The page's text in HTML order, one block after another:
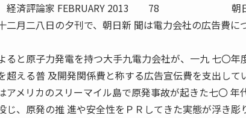
経済評論家 FEBRUARY 2013 78 朝日新
二月二八日の夕刊で、朝日新 聞は電力会社の広告費
ると原子力発電を持つ大手九電力会社が、一九 七〇
超える普 及開発関係費と称する広告宣伝費を支出して
アメリカのスリーマイル島で原発事故が起きた七〇 年
じ、原発の推 進や安全性をＰＲしてきた実態が浮き彫